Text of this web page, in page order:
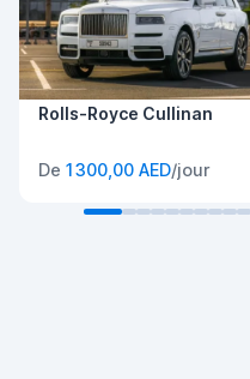
Rolls-Royce Cullinan
De 1 300,00 AED/jour